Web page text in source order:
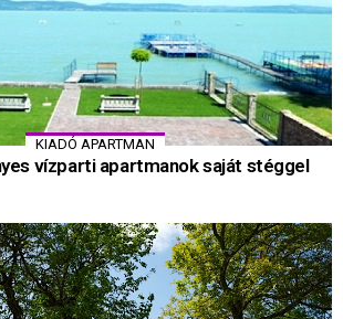
KIADÓ APARTMAN
vízparti apartmanok saját stéggel